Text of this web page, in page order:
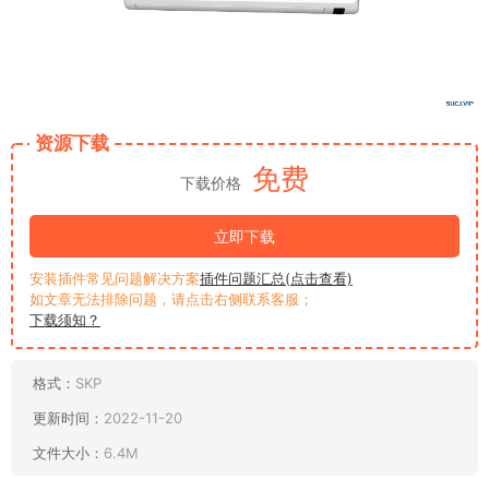
资源下载
下载价格 免费
立即下载
安装插件常见问题解决方案插件问题汇总(点击查看)
如文章无法排除问题，请点击右侧联系客服；
下载须知？
格式： SKP
更新时间： 2022-11-20
文件大小： 6.4M